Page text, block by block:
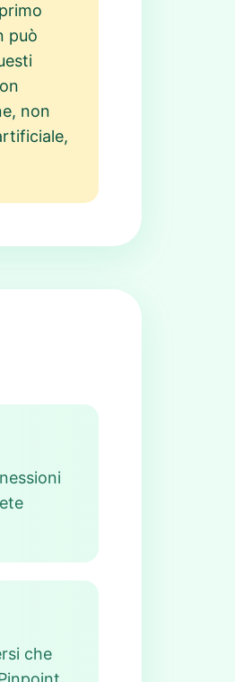
può
non
che